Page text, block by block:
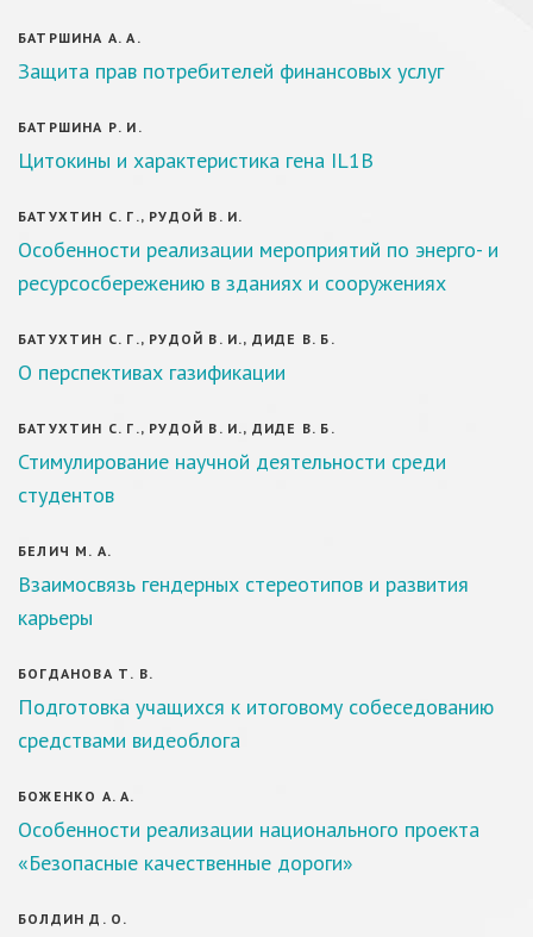
БАТРШИНА А. А.
Защита прав потребителей финансовых услуг
БАТРШИНА Р. И.
Цитокины и характеристика гена IL1B
БАТУХТИН С. Г., РУДОЙ В. И.
Особенности реализации мероприятий по энерго- и
ресурсосбережению в зданиях и сооружениях
БАТУХТИН С. Г., РУДОЙ В. И., ДИДЕ В. Б.
О перспективах газификации
БАТУХТИН С. Г., РУДОЙ В. И., ДИДЕ В. Б.
Стимулирование научной деятельности среди
студентов
БЕЛИЧ М. А.
Взаимосвязь гендерных стереотипов и развития
карьеры
БОГДАНОВА Т. В.
Подготовка учащихся к итоговому собеседованию
средствами видеоблога
БОЖЕНКО А. А.
Особенности реализации национального проекта
«Безопасные качественные дороги»
БОЛДИН Д. О.